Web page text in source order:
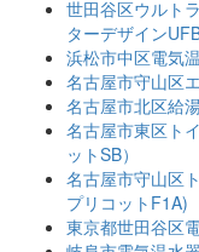
世田谷区ウルト
ターデザイン
浜松市中区電気
名古屋市守山区
名古屋市北区給
名古屋市東区ト
ットSB）
名古屋市守山区
プリコットF1A)
東京都世田谷区